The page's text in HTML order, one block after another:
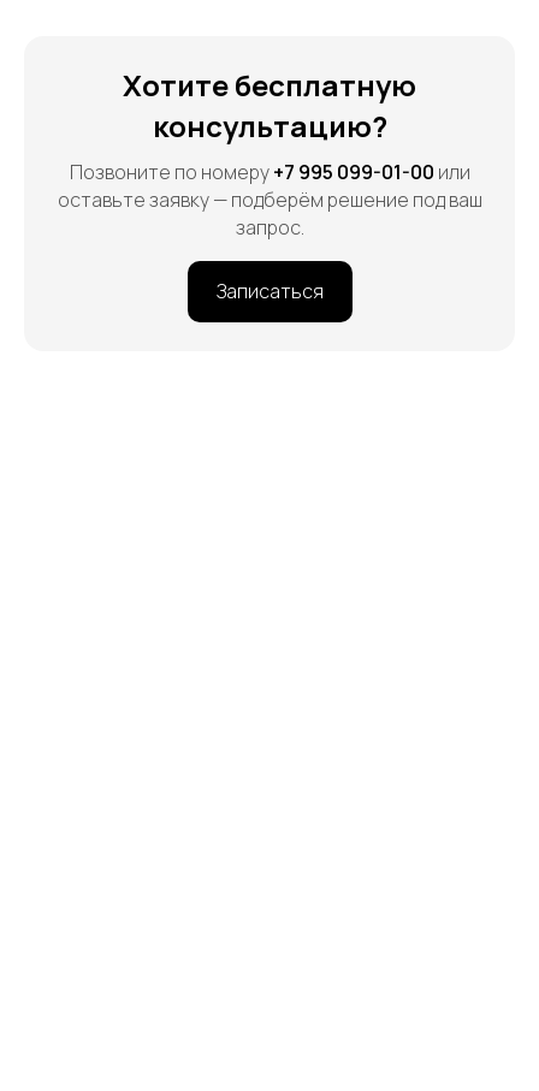
Хотите бесплатную
консультацию?
Позвоните по номеру+7 995 099-01-00 или
оставьте заявку — подберём решение под ваш
запрос.
Записаться